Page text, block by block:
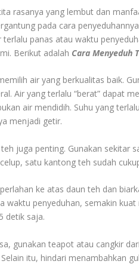
rasanya yang lembut dan
pada cara
panas atau waktu
Berikut adalah Cara Menyeduh
air yang berkualitas baik.
Air yang terlalu “berat” dapat
air mendidih. Suhu yang
menjadi getir.
juga penting. Gunakan sekitar
satu kantong teh sudah
ke atas daun teh dan
waktu penyeduhan, semakin
detik saja.
gunakan teapot atau cangkir
itu, hindari menambahkan